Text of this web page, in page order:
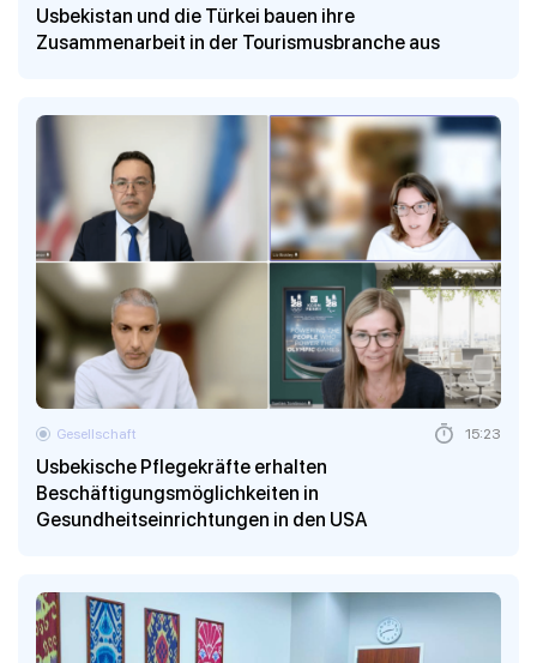
Usbekistan und die Türkei bauen ihre
Zusammenarbeit in der Tourismusbranche aus
Usbekische Pflegekräfte erhalten
Beschäftigungsmöglichkeiten in
Gesundheitseinrichtungen in den USA
Gesellschaft 15:23